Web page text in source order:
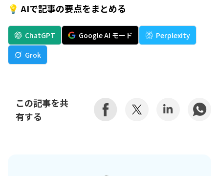
💡 AIで記事の要点をまとめる
ChatGPT Google AI モード
Perplexity
Grok
この記事を共
有する